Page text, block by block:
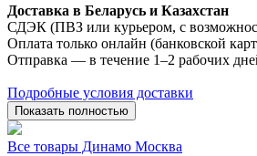
Доставка в Беларусь и Казахстан
СДЭК (ПВЗ или курьером, с
Оплата только онлайн (банковской
Отправка — в течение 1–2 рабочих
Подробные условия доставки
Показать полностью
Все товары Динамо Москва